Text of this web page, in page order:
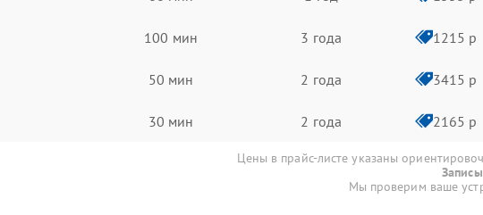
100 мин 3 года 1215 р
50 мин 2 года 3415 р
30 мин 2 года 2165 р
Цены в прайс-листе указаны
Мы проверим ваше